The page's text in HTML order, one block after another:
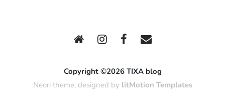
Copyright ©2026 TIXA blog
Neori theme, designed by litMotion Templates